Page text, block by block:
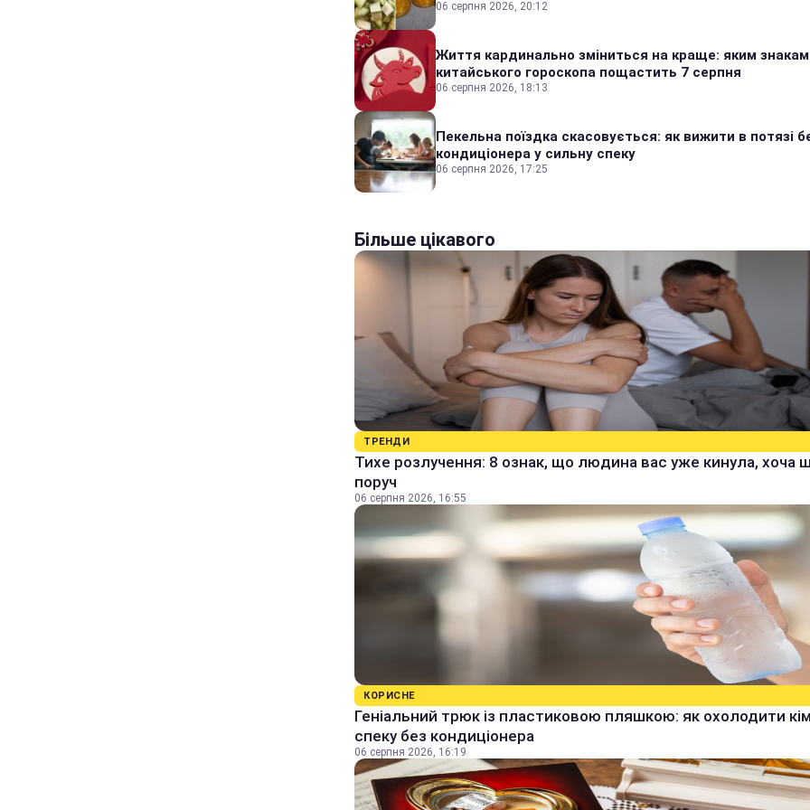
06 серпня 2026, 20:12
Життя кардинально зміниться на краще: яким знакам
китайського гороскопа пощастить 7 серпня
06 серпня 2026, 18:13
Пекельна поїздка скасовується: як вижити в потязі
кондиціонера у сильну спеку
06 серпня 2026, 17:25
Більше цікавого
ТРЕНДИ
Тихе розлучення: 8 ознак, що людина вас уже кинула, хоча
поруч
06 серпня 2026, 16:55
КОРИСНЕ
Геніальний трюк із пластиковою пляшкою: як охолодити
спеку без кондиціонера
06 серпня 2026, 16:19